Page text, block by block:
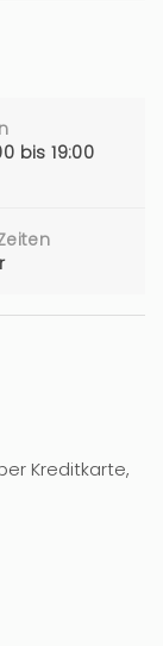
bis 19:00
Kreditkarte,